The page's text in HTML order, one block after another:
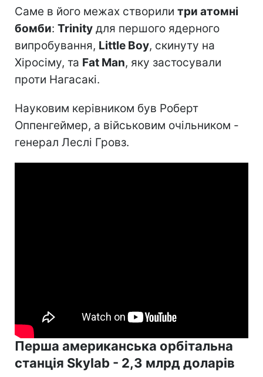
Саме в його межах створили три атомні
бомби: Trinity для першого ядерного
випробування, Little Boy, скинуту на
Хіросіму, та Fat Man, яку застосували
проти Нагасакі.
Науковим керівником був Роберт
Оппенгеймер, а військовим очільником -
генерал Леслі Гровз.
Перша американська орбітальна
станція Skylab - 2,3 млрд доларів